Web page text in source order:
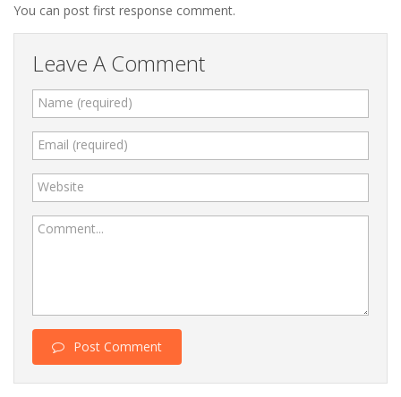
You can post first response comment.
Leave A Comment
Name (required)
Email (required)
Website
Comment...
Post Comment